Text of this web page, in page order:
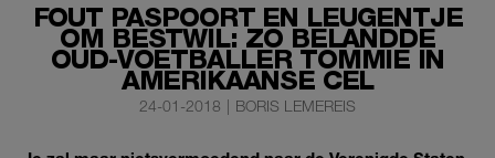
FOUT PASPOORT EN LEUGENTJE
OM BESTWIL: ZO BELANDDE
OUD-VOETBALLER TOMMIE IN
AMERIKAANSE CEL
24-01-2018 | BORIS LEMEREIS